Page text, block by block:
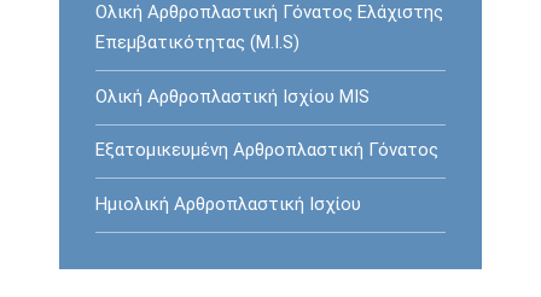
Ολική Αρθροπλαστική Γόνατος Ελάχιστης
Επεμβατικότητας (M.I.S)
Ολική Αρθροπλαστική Ισχίου MIS
Εξατομικευμένη Αρθροπλαστική Γόνατος
Ημιολική Αρθροπλαστική Ισχίου